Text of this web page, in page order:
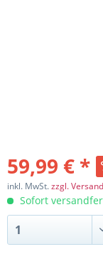
59,99 € *
inkl. MwSt.zzgl.
Sofort